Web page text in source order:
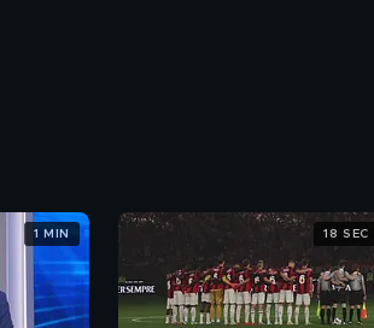
1 MIN 18 SEC